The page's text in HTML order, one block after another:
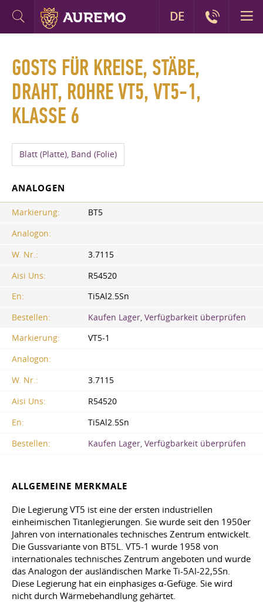
GOSTS FÜR KREISE, STÄBE,
DRAHT, ROHRE VT5, VT5-1,
KLASSE 6
Blatt (Platte), Band (Folie)
ANALOGEN
Markierung:
BT5
Analogon:
W. Nr.:
3.7115
Aisi Uns:
R54520
En:
Ti5Al2.5Sn
Bestellen:
Kaufen Lager, Verfügbarkeit überprüfen
Markierung:
VT5-1
Analogon:
W. Nr.:
3.7115
Aisi Uns:
R54520
En:
Ti5Al2.5Sn
Bestellen:
Kaufen Lager, Verfügbarkeit überprüfen
ALLGEMEINE MERKMALE
Die Legierung VT5 ist eine der ersten industriellen
einheimischen Titanlegierungen. Sie wurde seit den 1950er
Jahren von internationales technisches Zentrum entwickelt.
Die Gussvariante von BT5L. VT5-1 wurde 1958 von
internationales technisches Zentrum angeboten und wurde
das Analogon der ausländischen Marke Ti-5Al-22,5Sn.
Diese Legierung hat ein einphasiges α-Gefüge. Sie wird
nicht durch Wärmebehandlung gehärtet.
DE